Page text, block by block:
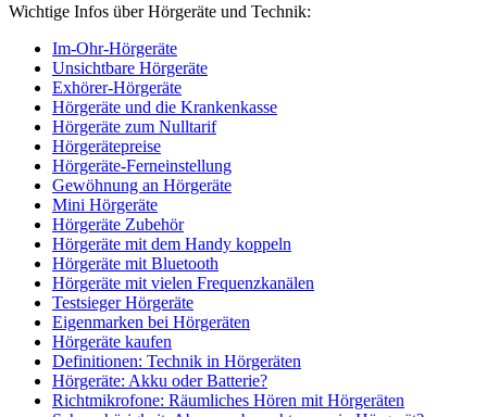
Wichtige Infos über Hörgeräte und Technik:
Im-Ohr-Hörgeräte
Unsichtbare Hörgeräte
Exhörer-Hörgeräte
Hörgeräte und die Krankenkasse
Hörgeräte zum Nulltarif
Hörgerätepreise
Hörgeräte-Ferneinstellung
Gewöhnung an Hörgeräte
Mini Hörgeräte
Hörgeräte Zubehör
Hörgeräte mit dem Handy koppeln
Hörgeräte mit Bluetooth
Hörgeräte mit vielen Frequenzkanälen
Testsieger Hörgeräte
Eigenmarken bei Hörgeräten
Hörgeräte kaufen
Definitionen: Technik in Hörgeräten
Hörgeräte: Akku oder Batterie?
Richtmikrofone: Räumliches Hören mit Hörgeräten